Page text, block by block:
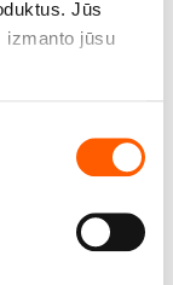
Jūs
izmanto jūsu
lai
izmēri